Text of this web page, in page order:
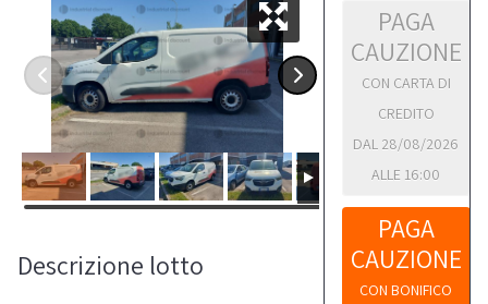
PAGA
CAUZIONE
CON CARTA DI
CREDITO
DAL 28/08/2026
ALLE 16:00
PAGA
CAUZIONE
CON BONIFICO
Descrizione lotto